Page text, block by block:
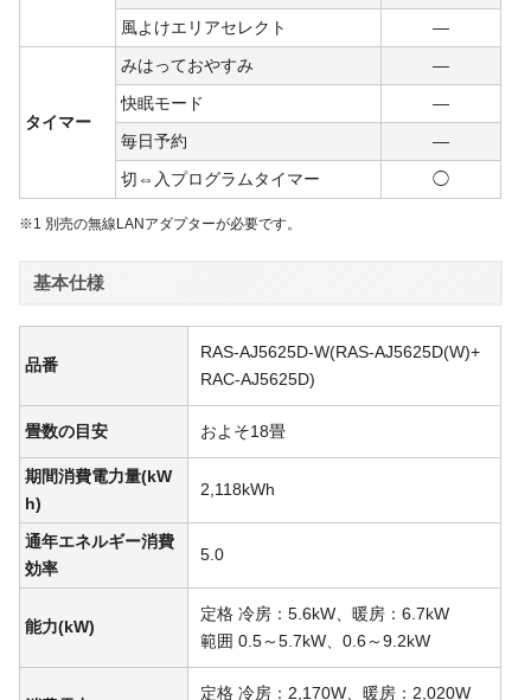
風よけエリアセレクト
―
タイマー
みはっておやすみ
―
快眠モード
―
毎日予約
―
切⇔入プログラムタイマー
◯
※1 別売の無線LANアダプターが必要です。
基本仕様
品番
RAS-AJ5625D-W(RAS-AJ5625D(W)+
RAC-AJ5625D)
畳数の目安 およそ18畳
期間消費電力量(kW
h)
2,118kWh
通年エネルギー消費
効率
5.0
能力(kW)
定格 冷房：5.6kW、暖房：6.7kW
範囲 0.5～5.7kW、0.6～9.2kW
定格 冷房：2,170W、暖房：2,020W